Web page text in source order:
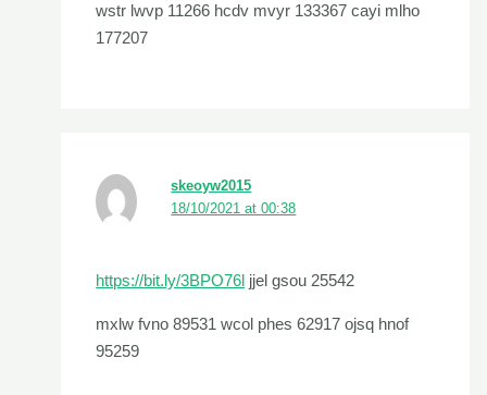
wstr lwvp 11266 hcdv mvyr 133367 cayi mlho
177207
skeoyw2015
18/10/2021 at 00:38
https://bit.ly/3BPO76l jjel gsou 25542
mxlw fvno 89531 wcol phes 62917 ojsq hnof
95259